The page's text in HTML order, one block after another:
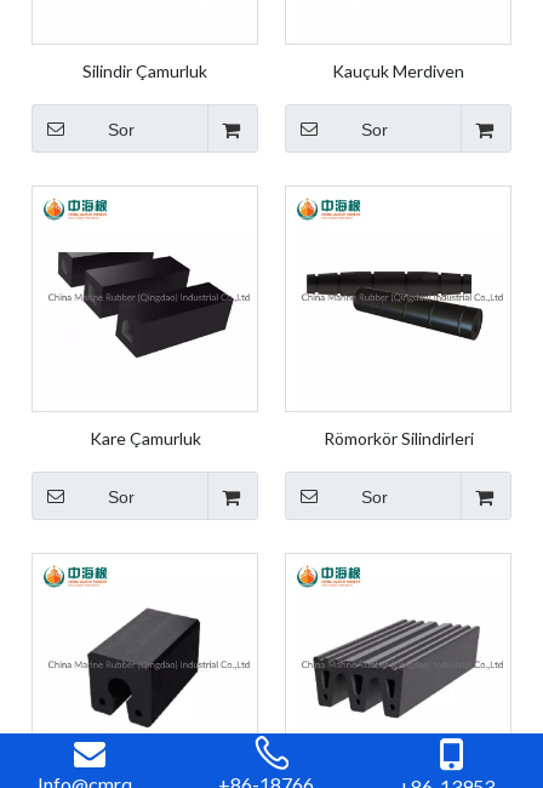
Silindir Çamurluk
Sor
Kauçuk Merdiven
Sor
Kare Çamurluk
Sor
Römorkör Silindirleri
Sor